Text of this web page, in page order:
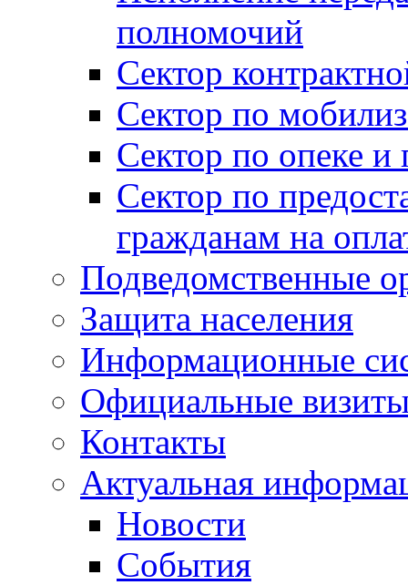
полномочий
Сектор
Сектор по
Сектор по опеке и
Сектор по
гражданам на
Подведомственные
Защита населения
Информационные
Официальные
Контакты
Актуальная
Новости
События